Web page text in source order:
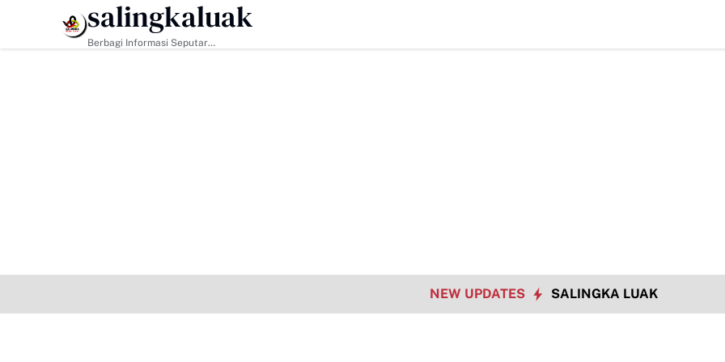
HEADLINE Walikota Sampaikan
salingkaluak
Berbagi Informasi Seputar
NEW UPDATES SALINGKA LUAK